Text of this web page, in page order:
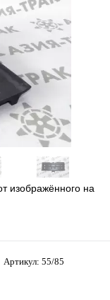
изображённого на
Артикул: 55/85